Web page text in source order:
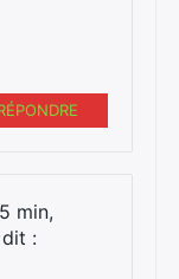
min,
: